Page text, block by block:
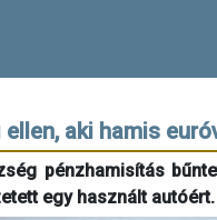
aki hamis
pénzhamisítás
egy használt autóért.